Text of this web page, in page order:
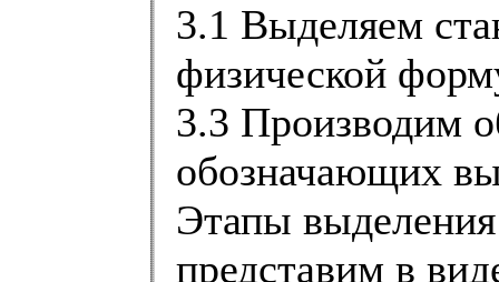
3.1 Выделяем
физической
3.3 Производим
обозначающих
Этапы
представим в